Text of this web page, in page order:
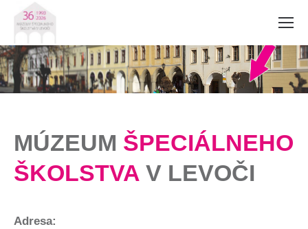
MÚZEUM ŠPECIÁLNEHO
ŠKOLSTVA V LEVOČI
Adresa: